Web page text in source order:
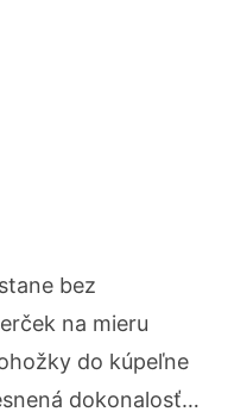
bez
na mieru
do kúpeľne
dokonalosť…